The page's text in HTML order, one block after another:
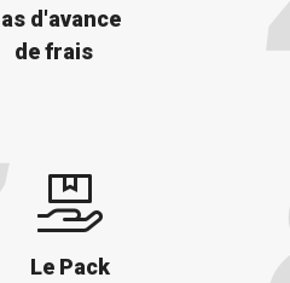
d'avance
de frais
Le Pack